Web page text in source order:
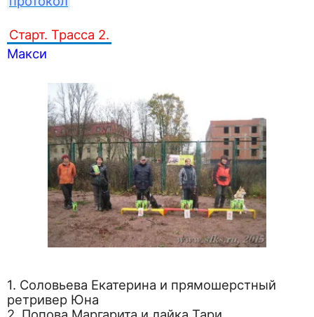
Старт. Трасса 2.
Макси
1. Соловьева Екатерина и прямошерстный
ретривер Юна